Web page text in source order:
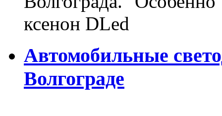
ксенон DLed
Автомобильные
Волгограде